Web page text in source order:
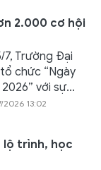
2.000 cơ hội
7, Trường Đại
chức “Ngày
với sự...
2026 13:02
lộ trình, học